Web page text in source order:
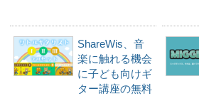
ShareWis、音
楽に触れる機会
に子ども向けギ
ター講座の無料